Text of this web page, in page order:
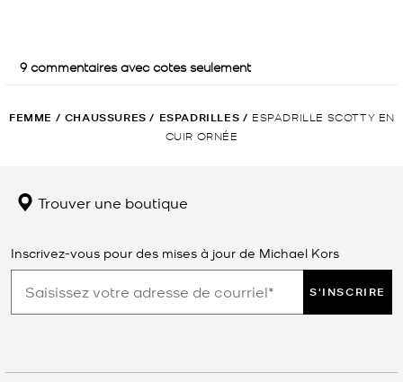
FEMME / CHAUSSURES / ESPADRILLES / ESPADRILLE SCOTTY EN
CUIR ORNÉE
Trouver une boutique
Inscrivez-vous pour des mises à jour de Michael Kors
S'INSCRIRE